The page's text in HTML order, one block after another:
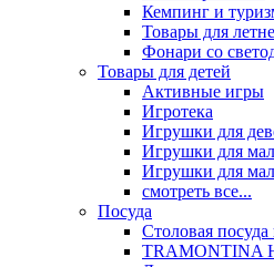
Кемпинг и
Товары для
Фонари со
Товары для детей
Активные игры
Игротека
Игрушки для
Игрушки для
Игрушки для
смотреть все...
Посуда
Столовая
TRAMONTINA